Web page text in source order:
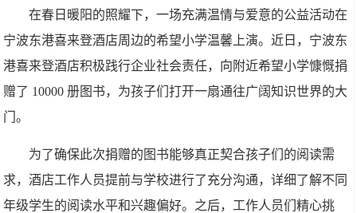
在春日暖阳的照耀下，一场充满温情与爱意的公益活动在
宁波东港喜来登酒店周边的希望小学温馨上演。近日，宁波东
港喜来登酒店积极践行企业社会责任，向附近希望小学慷慨捐
赠了 10000 册图书，为孩子们打开一扇通往广阔知识世界的大
门。
为了确保此次捐赠的图书能够真正契合孩子们的阅读需
求，酒店工作人员提前与学校进行了充分沟通，详细了解不同
年级学生的阅读水平和兴趣偏好。之后，工作人员们精心挑